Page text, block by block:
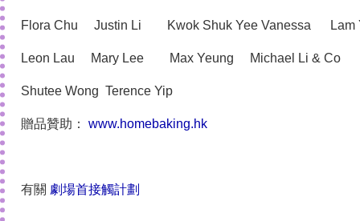
Flora Chu Justin Li Kwok Shuk Yee Vanessa Lam
Leon Lau Mary Lee Max Yeung Michael Li & Co
Shutee Wong Terence Yip
贈品贊助： www.homebaking.hk
有關 劇場首接觸計劃